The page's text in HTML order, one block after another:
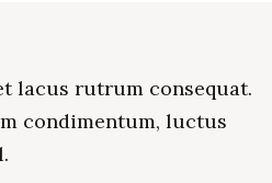
lacus rutrum consequat.
condimentum, luctus